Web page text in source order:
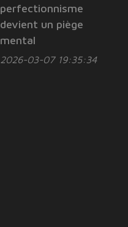
perfectionnisme
devient un piège
mental
2026-03-07 19:35:34